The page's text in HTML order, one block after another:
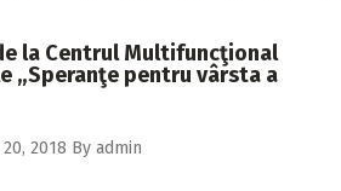
la Centrul Multifuncţional
„Speranţe pentru vârsta a
2018 By admin